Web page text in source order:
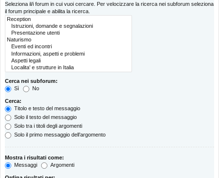
Seleziona il/i forum in cui vuoi cercare. Per velocizzare la ricerca nei subforum seleziona
il forum principale e abilita la ricerca.
Cerca nei subforum:
Sì
No
Cerca:
Titolo e testo del messaggio
Solo il testo del messaggio
Solo tra i titoli degli argomenti
Solo il primo messaggio dell’argomento
Mostra i risultati come:
Messaggi
Argomenti